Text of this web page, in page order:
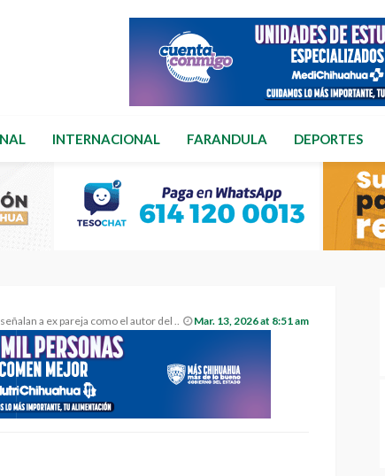
INTERNACIONAL FARANDULA DEPORTES
a ex pareja como el autor del crimen Mar. 13, 2026 at 8:51 am